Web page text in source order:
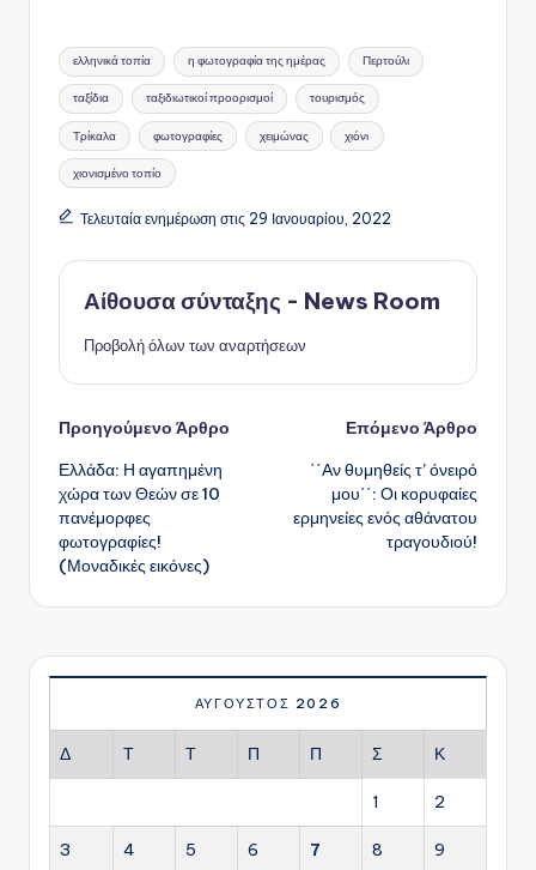
Ετικέτες:
ελληνικά τοπία η φωτογραφία της ημέρας Περτούλι
ταξίδια ταξιδιωτικοί προορισμοί τουρισμός
Τρίκαλα φωτογραφίες χειμώνας χιόνι
χιονισμένο τοπίο
Τελευταία ενημέρωση στις 29 Ιανουαρίου, 2022
Αίθουσα σύνταξης - News Room
Προβολή όλων των αναρτήσεων
Πλοήγηση
δημοσιεύσεων
Προηγούμενο Άρθρο
Ελλάδα: Η αγαπημένη
χώρα των Θεών σε 10
πανέμορφες
φωτογραφίες!
(Μοναδικές εικόνες)
Επόμενο Άρθρο
΄΄Αν θυμηθείς τ’ όνειρό
μου΄΄: Οι κορυφαίες
ερμηνείες ενός αθάνατου
τραγουδιού!
ΑΎΓΟΥΣΤΟΣ 2026
Δ Τ Τ Π Π Σ Κ
1 2
3 4 5 6 7 8 9